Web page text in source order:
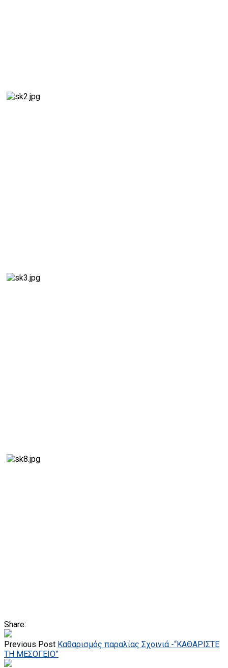
Share:
Previous Post Καθαρισμός παραλίας Σχοινιά -“ΚΑΘΑΡΙΣΤΕ
ΤΗ ΜΕΣΟΓΕΙΟ”